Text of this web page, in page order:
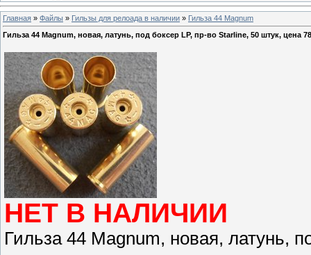
Главная » Файлы » Гильзы для релоада в наличии » Гильза 44 Magnum
Гильза 44 Magnum, новая, латунь, под боксер LP, пр-во Starline, 50 штук, цена
НЕТ В НАЛИЧИИ
Гильза 44 Magnum, новая, латунь,